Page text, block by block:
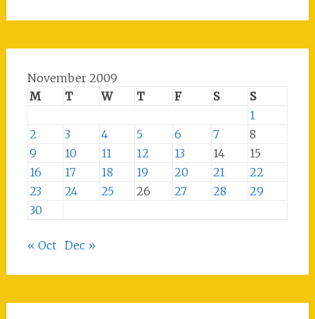
November 2009
M
T W T F S
S
1
2
3 4 5 6 7
8
9
10 11 12 13 14
15
16
17 18 19 20 21
22
23
24 25 26 27 28
29
30
« Oct Dec »